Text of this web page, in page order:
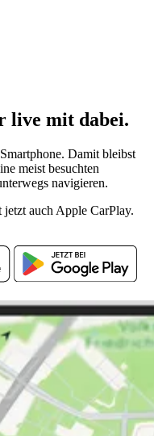
live mit dabei.
Damit bleibst
meist besuchten
navigieren.
auch Apple CarPlay.